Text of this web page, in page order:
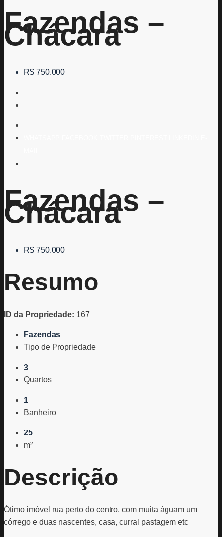
Fazendas –
Chácara
R$ 750.000
Fazendas –
Chácara
R$ 750.000
Resumo
ID da Propriedade: 167
Fazendas
Tipo de Propriedade
3
Quartos
1
Banheiro
25
m²
Descrição
Ótimo imóvel rua perto do centro, com muita águam um
córrego e duas nascentes, casa, curral pastagem etc